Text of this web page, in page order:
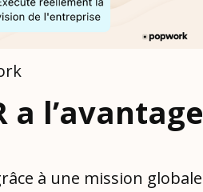
a l’avantage
à une mission globale